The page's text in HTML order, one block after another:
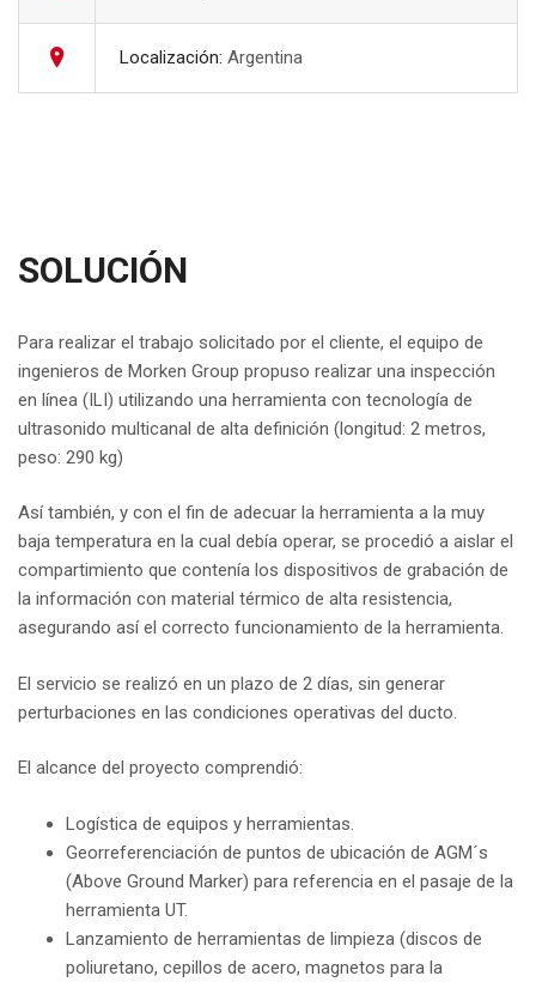
Localización: Argentina
SOLUCIÓN
Para realizar el trabajo solicitado por el cliente, el equipo de
ingenieros de Morken Group propuso realizar una inspección
en línea (ILI) utilizando una herramienta con tecnología de
ultrasonido multicanal de alta definición (longitud: 2 metros,
peso: 290 kg)
Así también, y con el fin de adecuar la herramienta a la muy
baja temperatura en la cual debía operar, se procedió a aislar el
compartimiento que contenía los dispositivos de grabación de
la información con material térmico de alta resistencia,
asegurando así el correcto funcionamiento de la herramienta.
El servicio se realizó en un plazo de 2 días, sin generar
perturbaciones en las condiciones operativas del ducto.
El alcance del proyecto comprendió:
Logística de equipos y herramientas.
Georreferenciación de puntos de ubicación de AGM´s
(Above Ground Marker) para referencia en el pasaje de la
herramienta UT.
Lanzamiento de herramientas de limpieza (discos de
poliuretano, cepillos de acero, magnetos para la